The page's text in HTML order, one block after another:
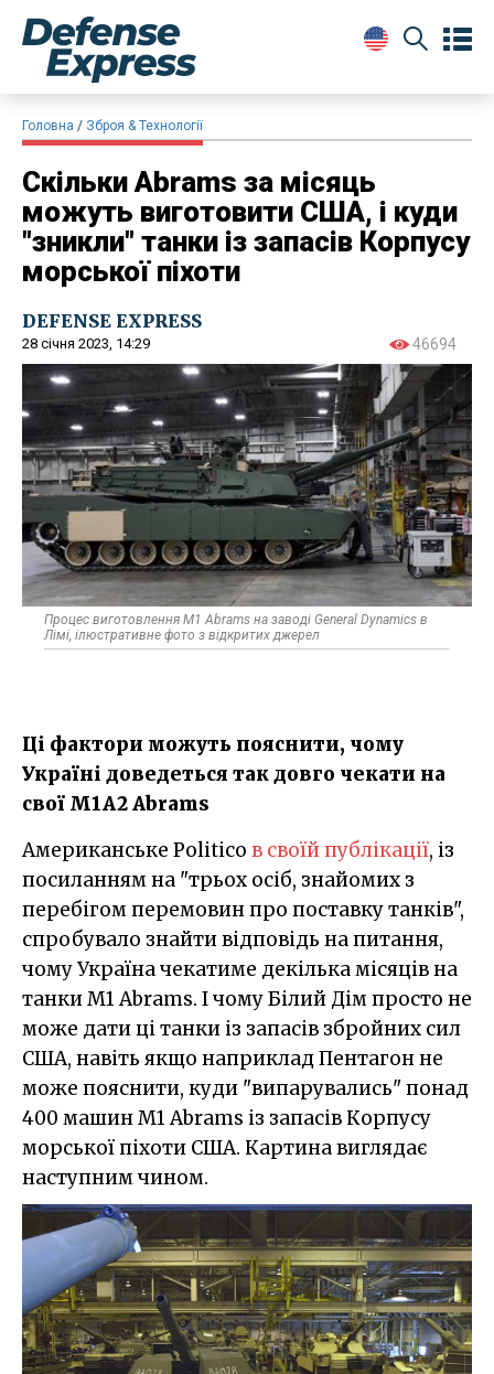
Головна Зброя & Технології
Скільки Abrams за місяць
можуть виготовити США, і куди
"зникли" танки із запасів Корпусу
морської піхоти
DEFENSE EXPRESS
28 січня 2023, 14:29 46694
Процес виготовлення M1 Abrams на заводі General Dynamics в
Лімі, ілюстративне фото з відкритих джерел
Ці фактори можуть пояснити, чому
Україні доведеться так довго чекати на
свої M1A2 Abrams
Американське Politico в своїй публікації, із
посиланням на "трьох осіб, знайомих з
перебігом перемовин про поставку танків",
спробувало знайти відповідь на питання,
чому Україна чекатиме декілька місяців на
танки M1 Abrams. І чому Білий Дім просто не
може дати ці танки із запасів збройних сил
США, навіть якщо наприклад Пентагон не
може пояснити, куди "випарувались" понад
400 машин M1 Abrams із запасів Корпусу
морської піхоти США. Картина виглядає
наступним чином.